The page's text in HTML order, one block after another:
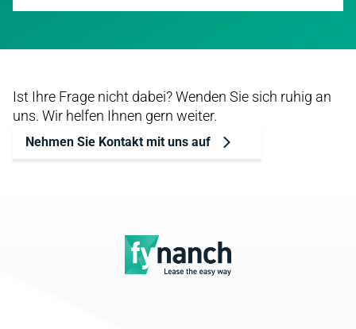
Ist Ihre Frage nicht dabei? Wenden Sie sich ruhig an
uns. Wir helfen Ihnen gern weiter.
Nehmen Sie Kontakt mit uns auf